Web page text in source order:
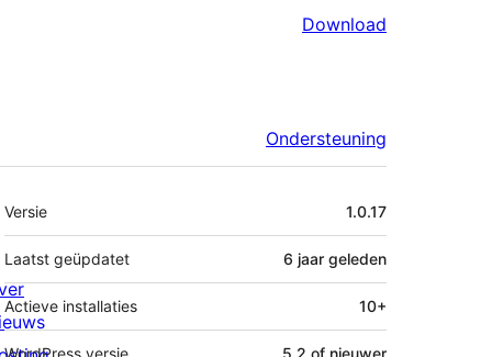
Download
Ondersteuning
Meta
Versie 1.0.17
Laatst geüpdatet 6 jaar geleden
Actieve installaties 10+